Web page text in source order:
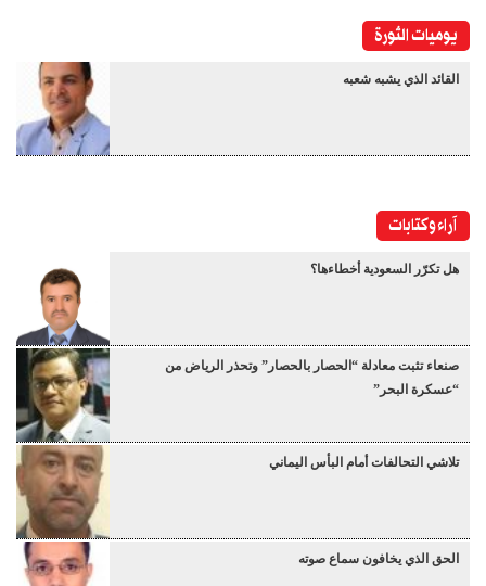
يوميات الثورة
القائد الذي يشبه شعبه
آراء وكتابات
هل تكرّر السعودية أخطاءها؟
صنعاء تثبت معادلة “الحصار بالحصار” وتحذر الرياض من
“عسكرة البحر”
تلاشي التحالفات أمام البأس اليماني
الحق الذي يخافون سماع صوته